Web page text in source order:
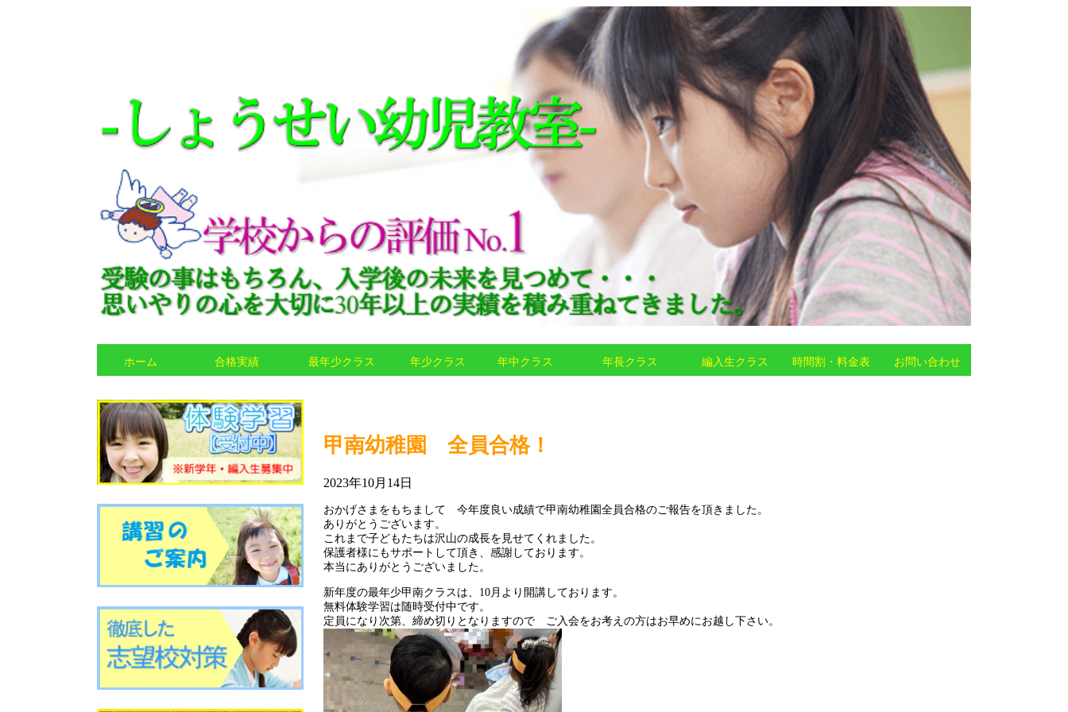
ホーム 合格実績 最年少クラス 年少クラス 年中クラス 年長クラス 編入生クラス 時間割・料金表 お問い合わせ
甲南幼稚園 全員合格！
2023年10月14日
おかげさまをもちまして 今年度良い成績で甲南幼稚園全員合格のご報告を頂きました。
ありがとうございます。
これまで子どもたちは沢山の成長を見せてくれました。
保護者様にもサポートして頂き、感謝しております。
本当にありがとうございました。
新年度の最年少甲南クラスは、10月より開講しております。
無料体験学習は随時受付中です。
定員になり次第、締め切りとなりますので ご入会をお考えの方はお早めにお越し下さい。